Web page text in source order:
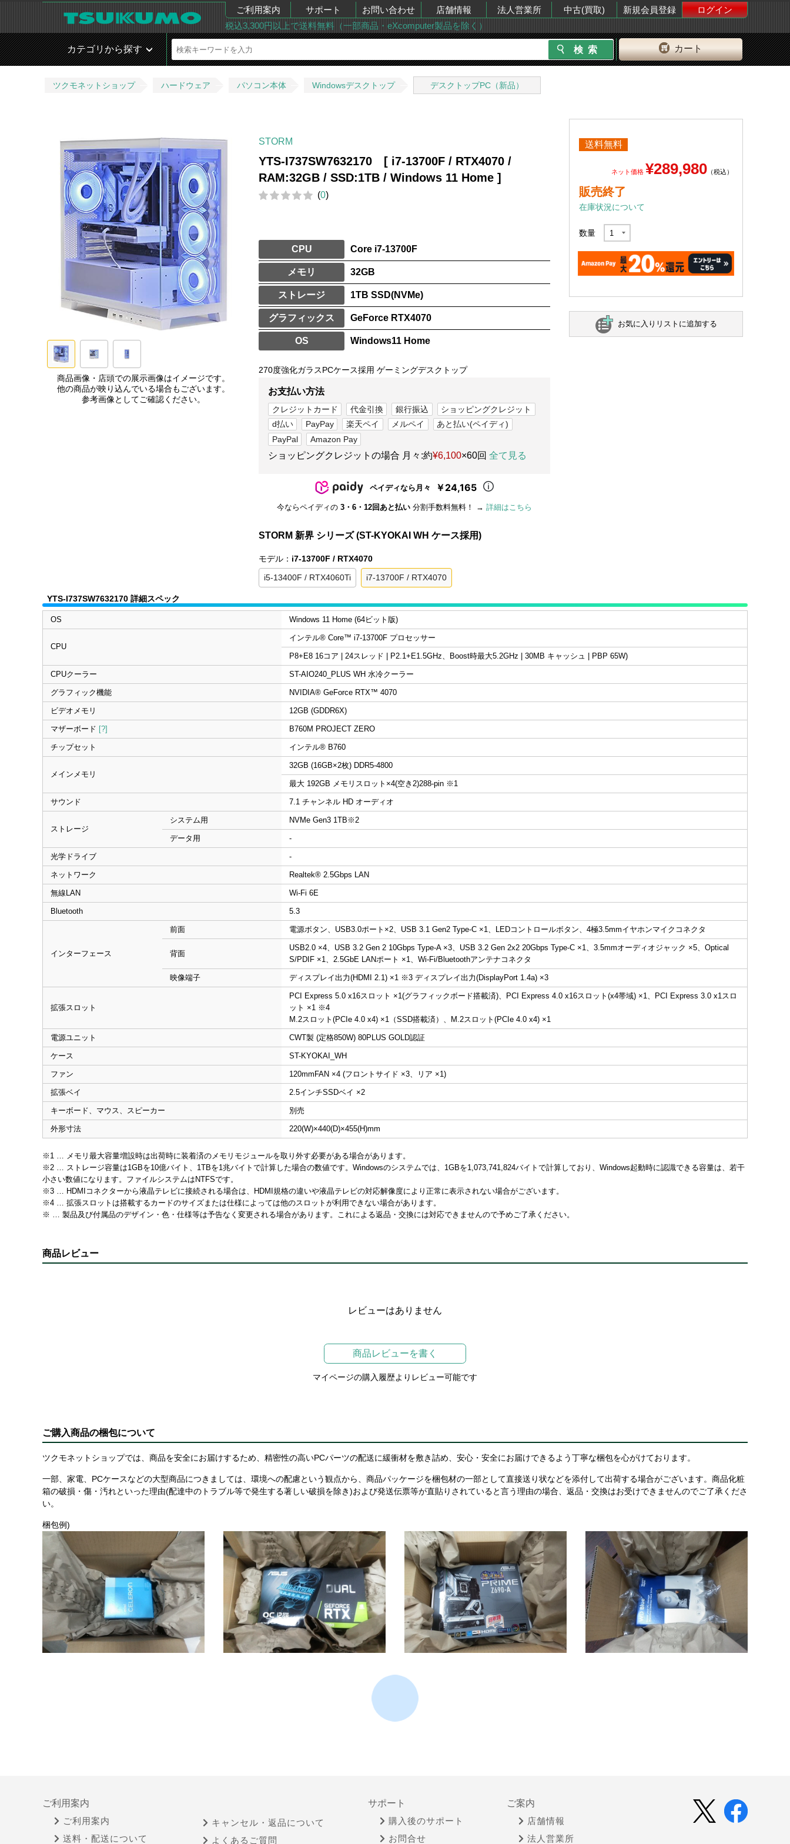
ご利用案内 サポート お問い合わせ 店舗情報 法人営業所 中古(買取) 新規会員登録
ログイン
税込3,300円以上で送料無料（一部商品・eXcomputer製品を除く）
カート
カテゴリから探す
ツクモネットショップ ハードウェア パソコン本体 Windowsデスクトップ デスクトップPC（新品）
商品画像・店頭での展示画像はイメージです。
他の商品が映り込んでいる場合もございます。
参考画像としてご確認ください。
STORM
YTS-I737SW7632170 [ i7-13700F / RTX4070 /
RAM:32GB / SSD:1TB / Windows 11 Home ]
(0)
CPU Core i7-13700F
メモリ 32GB
ストレージ 1TB SSD(NVMe)
グラフィックス GeForce RTX4070
OS Windows11 Home
270度強化ガラスPCケース採用 ゲーミングデスクトップ
お支払い方法
クレジットカード 代金引換 銀行振込
ショッピングクレジット
d払い
PayPay 楽天ペイ メルペイ
あと払い(ペイディ)
PayPal
Amazon Pay
ショッピングクレジットの場合 月々:約¥6,100×60回 全て見る
ペイディなら月々 ￥24,165
今ならペイディの 3・6・12回あと払い 分割手数料無料！ → 詳細はこちら
STORM 新界 シリーズ (ST-KYOKAI WH ケース採用)
モデル： i7-13700F / RTX4070
i5-13400F / RTX4060Ti i7-13700F / RTX4070
送料無料
ネット価格 ¥289,980 （税込）
販売終了
在庫状況について
数量
お気に入りリストに追加する
YTS-I737SW7632170 詳細スペック
OS Windows 11 Home (64ビット版)
CPU
インテル® Core™ i7-13700F プロセッサー
P8+E8 16コア | 24スレッド | P2.1+E1.5GHz、Boost時最大5.2GHz | 30MB キャッシュ | PBP 65W)
CPUクーラー ST-AIO240_PLUS WH 水冷クーラー
グラフィック機能 NVIDIA® GeForce RTX™ 4070
ビデオメモリ 12GB (GDDR6X)
マザーボード [?] B760M PROJECT ZERO
チップセット インテル® B760
メインメモリ
32GB (16GB×2枚) DDR5-4800
最大 192GB メモリスロット×4(空き2)288-pin ※1
サウンド 7.1 チャンネル HD オーディオ
ストレージ
システム用 NVMe Gen3 1TB ※2
データ用 -
光学ドライブ -
ネットワーク Realtek® 2.5Gbps LAN
無線LAN Wi-Fi 6E
Bluetooth 5.3
インターフェース
前面 電源ボタン、USB3.0ポート×2、USB 3.1 Gen2 Type-C ×1、LEDコントロールボタン、4極3.5mmイヤホンマイクコネクタ
背面
USB2.0 ×4、USB 3.2 Gen 2 10Gbps Type-A ×3、USB 3.2 Gen 2x2 20Gbps Type-C ×1、3.5mmオーディオジャック ×5、Optical
S/PDIF ×1、2.5GbE LANポート ×1、Wi-Fi/Bluetoothアンテナコネクタ
映像端子 ディスプレイ出力(HDMI 2.1) ×1 ※3ディスプレイ出力(DisplayPort 1.4a) ×3
拡張スロット
PCI Express 5.0 x16スロット ×1(グラフィックボード搭載済)、PCI Express 4.0 x16スロット(x4帯域) ×1、PCI Express 3.0 x1スロ
ット ×1 ※4
M.2スロット(PCIe 4.0 x4) ×1（SSD搭載済）、M.2スロット(PCIe 4.0 x4) ×1
電源ユニット CWT製 (定格850W) 80PLUS GOLD認証
ケース ST-KYOKAI_WH
ファン 120mmFAN ×4 (フロントサイド ×3、リア ×1)
拡張ベイ 2.5インチSSDベイ ×2
キーボード、マウス、スピーカー 別売
外形寸法 220(W)×440(D)×455(H)mm
※1 … メモリ最大容量増設時は出荷時に装着済のメモリモジュールを取り外す必要がある場合があります。
※2 … ストレージ容量は1GBを10億バイト、1TBを1兆バイトで計算した場合の数値です。Windowsのシステムでは、1GBを1,073,741,824バイトで計算しており、Windows起動時に認識できる容量は、若干
小さい数値になります。ファイルシステムはNTFSです。
※3 … HDMIコネクターから液晶テレビに接続される場合は、HDMI規格の違いや液晶テレビの対応解像度により正常に表示されない場合がございます。
※4 … 拡張スロットは搭載するカードのサイズまたは仕様によっては他のスロットが利用できない場合があります。
※ … 製品及び付属品のデザイン・色・仕様等は予告なく変更される場合があります。これによる返品・交換には対応できませんので予めご了承ください。
商品レビュー
レビューはありません
商品レビューを書く
マイページの購入履歴よりレビュー可能です
ご購入商品の梱包について
ツクモネットショップでは、商品を安全にお届けするため、精密性の高いPCパーツの配送に緩衝材を敷き詰め、安心・安全にお届けできるよう丁寧な梱包を心がけております。
一部、家電、PCケースなどの大型商品につきましては、環境への配慮という観点から、商品パッケージを梱包材の一部として直接送り状などを添付して出荷する場合がございます。商品化粧
箱の破損・傷・汚れといった理由(配達中のトラブル等で発生する著しい破損を除き)および発送伝票等が直貼りされていると言う理由の場合、返品・交換はお受けできませんのでご了承くださ
い。
梱包例)
ご利用案内
ご利用案内
送料・配送について
キャンセル・返品について
よくあるご質問
サポート
購入後のサポート
お問合せ
ご案内
店舗情報
法人営業所